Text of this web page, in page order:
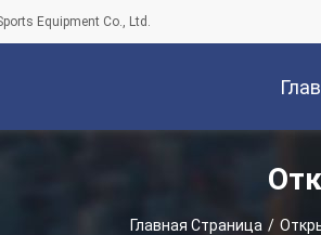
Equipment Co., Ltd.
Главная Страница /